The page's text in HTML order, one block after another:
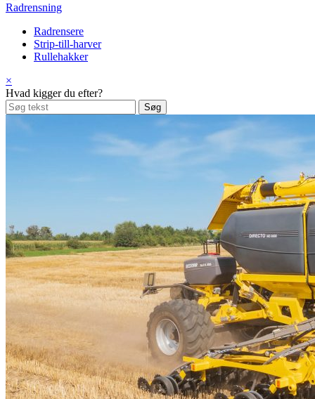
Radrensning
Radrensere
Strip-till-harver
Rullehakker
×
Hvad kigger du efter?